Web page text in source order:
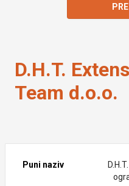
D.H.T.
Team d.o.o.
Puni naziv